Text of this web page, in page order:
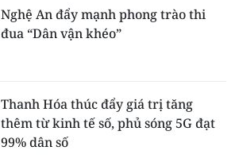
Nghệ An đẩy mạnh phong trào thi
đua “Dân vận khéo”
Thanh Hóa thúc đẩy giá trị tăng
thêm từ kinh tế số, phủ sóng 5G đạt
99% dân số